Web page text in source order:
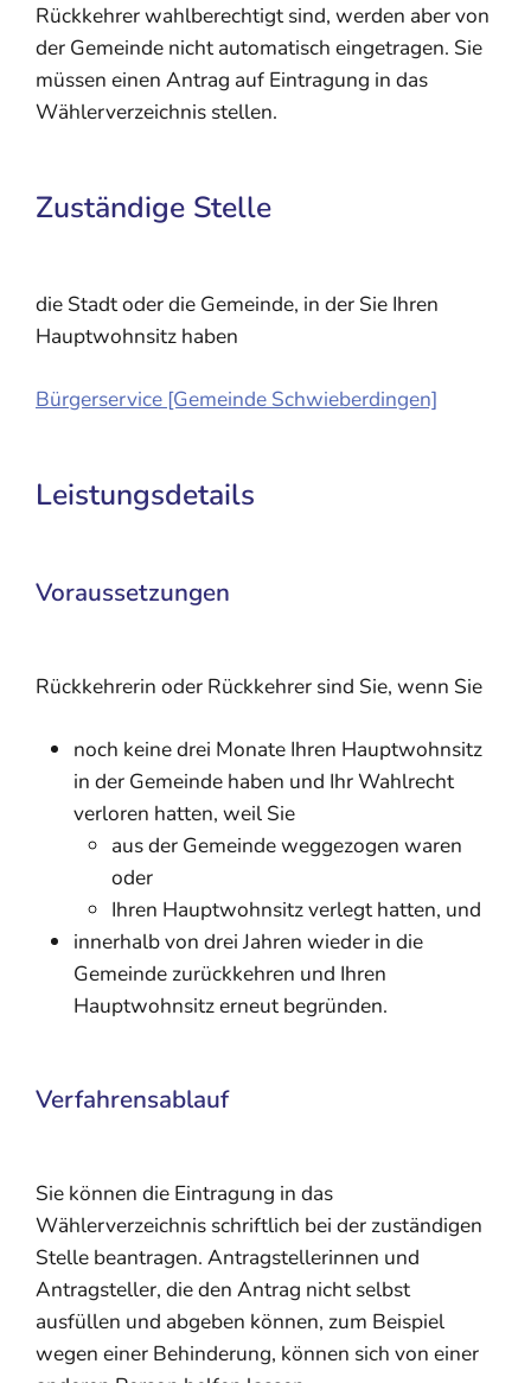
Rückkehrer wahlberechtigt sind, werden aber von
der Gemeinde nicht automatisch eingetragen. Sie
müssen einen Antrag auf Eintragung in das
Wählerverzeichnis stellen.
Zuständige Stelle
die Stadt oder die Gemeinde, in der Sie Ihren
Hauptwohnsitz haben
Bürgerservice [Gemeinde Schwieberdingen]
Leistungsdetails
Voraussetzungen
Rückkehrerin oder Rückkehrer sind Sie, wenn Sie
noch keine drei Monate Ihren Hauptwohnsitz
in der Gemeinde haben und Ihr Wahlrecht
verloren hatten, weil Sie
aus der Gemeinde weggezogen waren
oder
Ihren Hauptwohnsitz verlegt hatten, und
innerhalb von drei Jahren wieder in die
Gemeinde zurückkehren und Ihren
Hauptwohnsitz erneut begründen.
Verfahrensablauf
Sie können die Eintragung in das
Wählerverzeichnis schriftlich bei der zuständigen
Stelle beantragen. Antragstellerinnen und
Antragsteller, die den Antrag nicht selbst
ausfüllen und abgeben können, zum Beispiel
wegen einer Behinderung, können sich von einer